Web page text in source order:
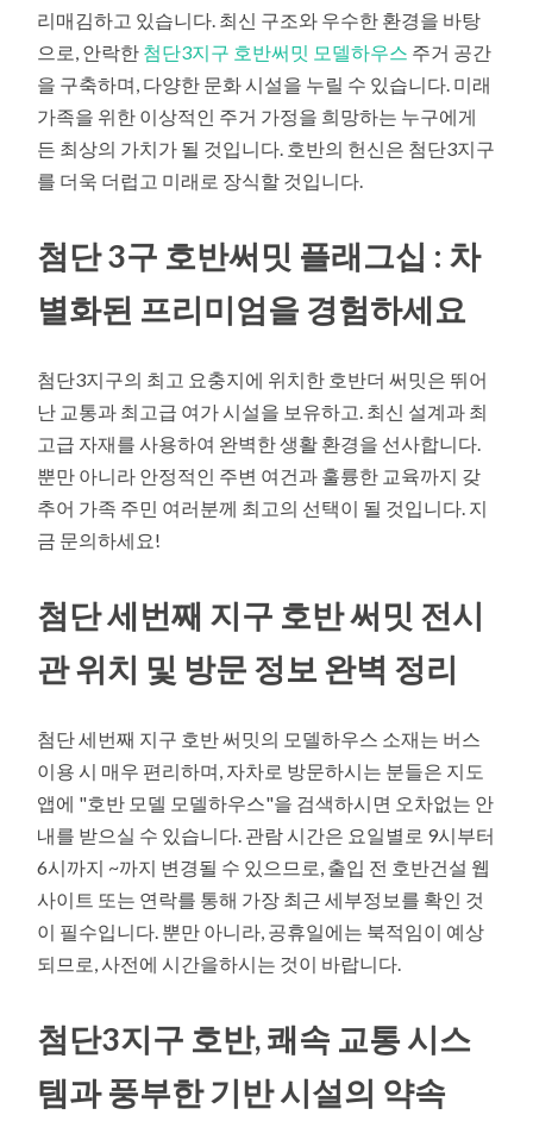
리매김하고 있습니다. 최신 구조와 우수한 환경을 바탕
으로, 안락한 첨단3지구 호반써밋 모델하우스 주거 공간
을 구축하며, 다양한 문화 시설을 누릴 수 있습니다. 미래
가족을 위한 이상적인 주거 가정을 희망하는 누구에게
든 최상의 가치가 될 것입니다. 호반의 헌신은 첨단3지구
를 더욱 더럽고 미래로 장식할 것입니다.
첨단 3구 호반써밋 플래그십 : 차
별화된 프리미엄을 경험하세요
첨단3지구의 최고 요충지에 위치한 호반더 써밋은 뛰어
난 교통과 최고급 여가 시설을 보유하고. 최신 설계과 최
고급 자재를 사용하여 완벽한 생활 환경을 선사합니다.
뿐만 아니라 안정적인 주변 여건과 훌륭한 교육까지 갖
추어 가족 주민 여러분께 최고의 선택이 될 것입니다. 지
금 문의하세요!
첨단 세번째 지구 호반 써밋 전시
관 위치 및 방문 정보 완벽 정리
첨단 세번째 지구 호반 써밋의 모델하우스 소재는 버스
이용 시 매우 편리하며, 자차로 방문하시는 분들은 지도
앱에 "호반 모델 모델하우스"을 검색하시면 오차없는 안
내를 받으실 수 있습니다. 관람 시간은 요일별로 9시부터
6시까지 ~까지 변경될 수 있으므로, 출입 전 호반건설 웹
사이트 또는 연락를 통해 가장 최근 세부정보를 확인 것
이 필수입니다. 뿐만 아니라, 공휴일에는 북적임이 예상
되므로, 사전에 시간을하시는 것이 바랍니다.
첨단3지구 호반, 쾌속 교통 시스
템과 풍부한 기반 시설의 약속